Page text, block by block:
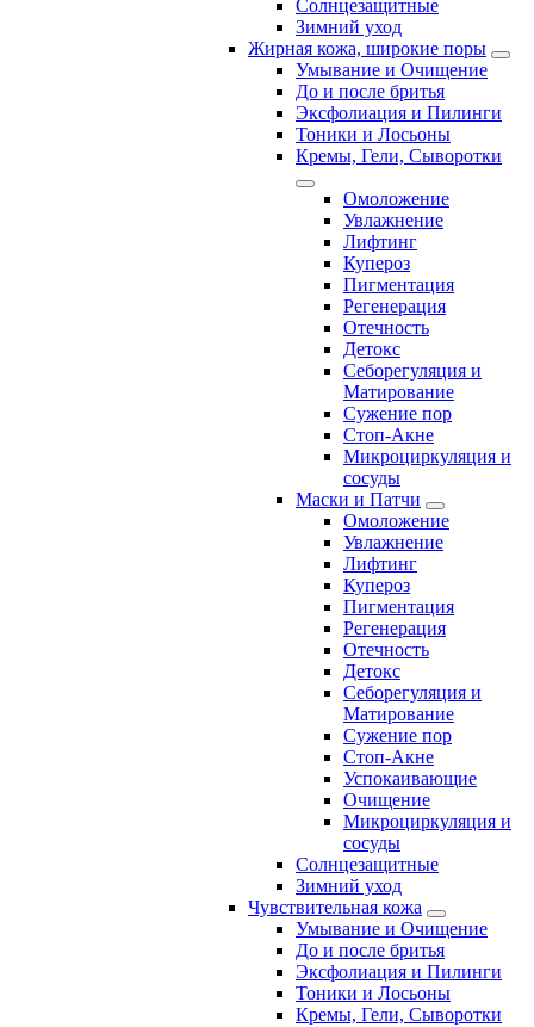
Солнцезащитные
Зимний уход
Жирная кожа, широкие поры
Умывание и Очищение
До и после бритья
Эксфолиация и Пилинги
Тоники и Лосьоны
Кремы, Гели, Сыворотки
Омоложение
Увлажнение
Лифтинг
Купероз
Пигментация
Регенерация
Отечность
Детокс
Себорегуляция и
Матирование
Сужение пор
Стоп-Акне
Микроциркуляция и
сосуды
Маски и Патчи
Омоложение
Увлажнение
Лифтинг
Купероз
Пигментация
Регенерация
Отечность
Детокс
Себорегуляция и
Матирование
Сужение пор
Стоп-Акне
Успокаивающие
Очищение
Микроциркуляция и
сосуды
Солнцезащитные
Зимний уход
Чувствительная кожа
Умывание и Очищение
До и после бритья
Эксфолиация и Пилинги
Тоники и Лосьоны
Кремы, Гели, Сыворотки